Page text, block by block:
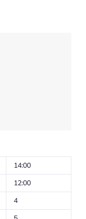
14:00
12:00
4